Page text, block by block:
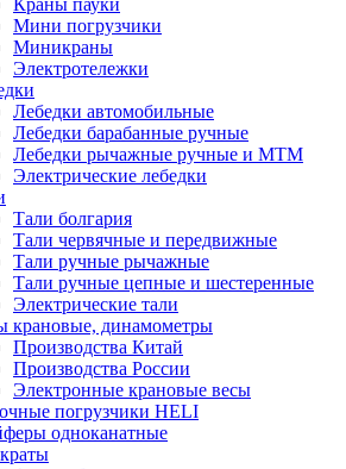
Краны пауки
Мини погрузчики
Миникраны
Электротележки
Лебедки автомобильные
Лебедки барабанные ручные
Лебедки рычажные ручные и МТМ
Электрические лебедки
Тали болгария
Тали червячные и передвижные
Тали ручные рычажные
Тали ручные цепные и шестеренные
Электрические тали
крановые, динамометры
Производства Китай
Производства России
Электронные крановые весы
погрузчики HELI
одноканатные